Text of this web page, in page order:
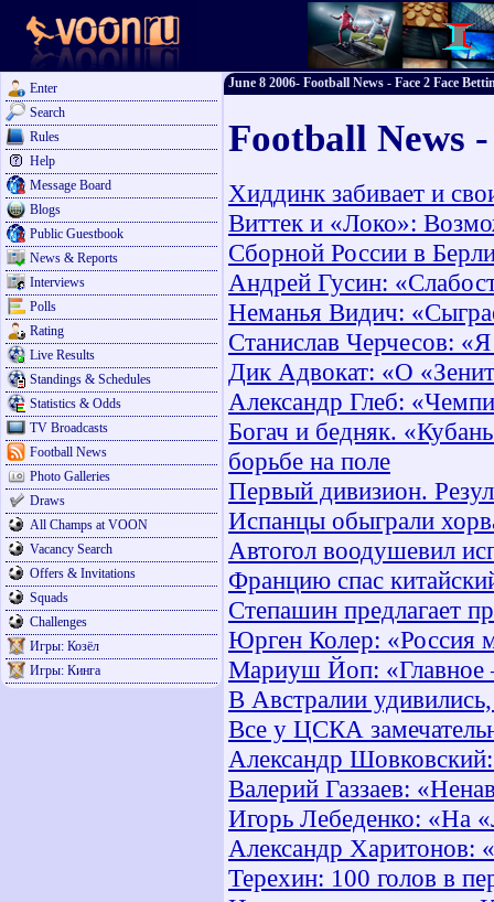
Enter
Search
Rules
Help
Message Board
Blogs
Public Guestbook
News & Reports
Interviews
Polls
Rating
Live Results
Standings & Schedules
Statistics & Odds
TV Broadcasts
Football News
Photo Galleries
Draws
All Champs at VOON
Vacancy Search
Offers & Invitations
Squads
Challenges
Игры: Козёл
Игры: Кинга
June 8 2006- Football News - Face 2 Face
Football News
Хиддинк забивает и
Виттек и «Локо»:
Сборной России в
Андрей Гусин:
Неманья Видич:
Станислав Черчесов:
Дик Адвокат: «О
Александр Глеб:
Богач и бедняк.
борьбе на поле
Первый дивизион.
Испанцы обыграли
Автогол воодушевил
Францию спас
Степашин предлагает
Юрген Колер: «Россия
Мариуш Йоп: «Главное
В Австралии
Все у ЦСКА
Александр
Валерий Газзаев:
Игорь Лебеденко: «На
Александр Харитонов:
Терехин: 100 голов в